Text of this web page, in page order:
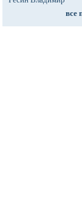
все